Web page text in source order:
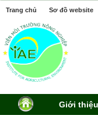
Trang chủ Sơ đồ website
Giới thiệu